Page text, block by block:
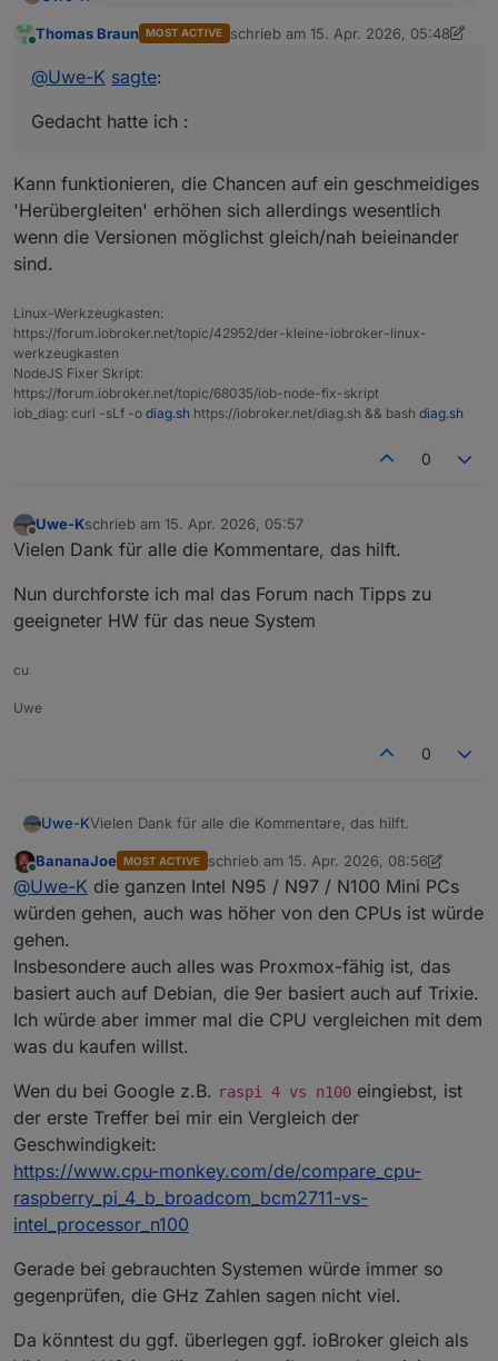
@ Uwe-K sagte:
Ich hatte gedacht ich könnte mir evtl das
Upgrade auf dem PI sparen.
Ich meinte nur das OS Upgrade von Bookworm ->
Gedacht hatte ich :
Altsystem PI auf bookworm belassen.
alle Komponenten IOB, Adapter, Zigbee, Debmatic
etc auf neuesten Stand bringen
neues System ( Mini Pc ? ) mit Proxomox
aufsetzen
Problemen wieder gestartet werden. Ein zweite
Festplatte für das neue System habe ich, somit kann
ich das neue System komplett vorbereiten.
Allerdings habe ich noch nie ein Restore von einem
Backup gemacht, daher kenne ich die Fallstricke nicht,
wenn man OS übergreifend etwas migriert.
Thomas Braun MOST ACTIVE schrieb am 15. Apr. 2026, 05:48
zuletzt editiert von Thomas Braun
@Uwe-K sagte:
Gedacht hatte ich :
Kann funktionieren, die Chancen auf ein geschmeidiges
'Herübergleiten' erhöhen sich allerdings wesentlich
wenn die Versionen möglichst gleich/nah beieinander
sind.
Linux-Werkzeugkasten:
https://forum.iobroker.net/topic/42952/der-kleine-iobroker-linux-
werkzeugkasten
NodeJS Fixer Skript:
https://forum.iobroker.net/topic/68035/iob-node-fix-skript
iob_diag: curl -sLf -o diag.sh https://iobroker.net/diag.sh && bash diag.sh
0
Offline
Uwe-Kschrieb am 15. Apr. 2026, 05:57
zuletzt editiert von
Vielen Dank für alle die Kommentare, das hilft.
Nun durchforste ich mal das Forum nach Tipps zu
geeigneter HW für das neue System
cu
Uwe
0
Uwe-KVielen Dank für alle die Kommentare, das hilft.
Nun durchforste ich mal das Forum nach Tipps zu
geeigneter HW für das neue System
Online
BananaJoe MOST ACTIVE schrieb am 15. Apr. 2026, 08:56
zuletzt editiert von BananaJoe
@Uwe-K die ganzen Intel N95 / N97 / N100 Mini PCs
würden gehen, auch was höher von den CPUs ist würde
gehen.
Insbesondere auch alles was Proxmox-fähig ist, das
basiert auch auf Debian, die 9er basiert auch auf Trixie.
Ich würde aber immer mal die CPU vergleichen mit dem
was du kaufen willst.
Wen du bei Google z.B. raspi 4 vs n100 eingiebst, ist
der erste Treffer bei mir ein Vergleich der
Geschwindigkeit:
https://www.cpu-monkey.com/de/compare_cpu-
raspberry_pi_4_b_broadcom_bcm2711-vs-
intel_processor_n100
Gerade bei gebrauchten Systemen würde immer so
gegenprüfen, die GHz Zahlen sagen nicht viel.
Da könntest du ggf. überlegen ggf. ioBroker gleich als